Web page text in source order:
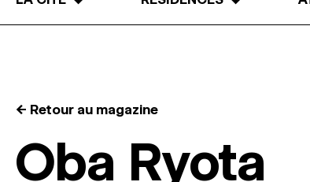
← Retour au magazine
Oba Ryota